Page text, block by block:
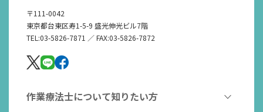
〒111-0042
東京都台東区寿1-5-9 盛光伸光ビル7階
TEL:03-5826-7871 ／ FAX:03-5826-7872
作業療法士について知りたい方